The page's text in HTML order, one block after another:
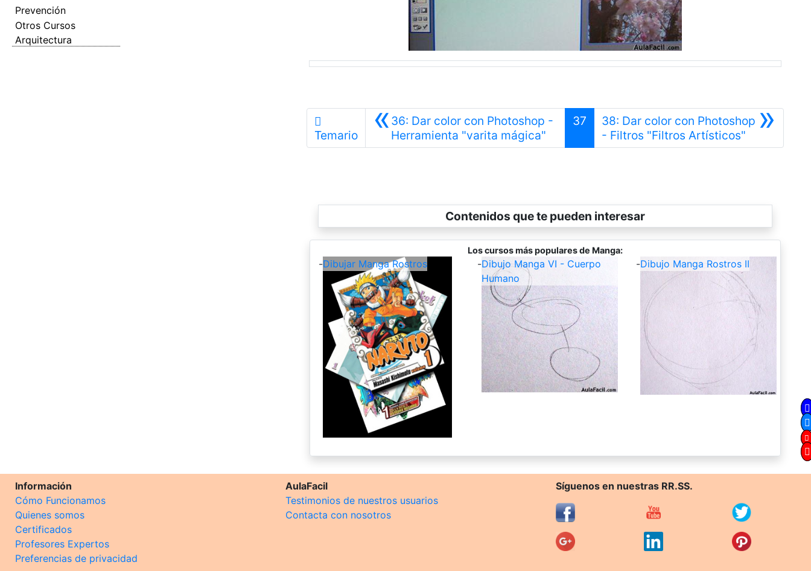
Prevención
Otros Cursos
Arquitectura
Temario «36: Dar color con Photoshop -
Herramienta "varita mágica"Anterior
37 »
38: Dar color con Photoshop
- Filtros "Filtros Artísticos"
Contenidos que te pueden interesar
Los cursos más populares de Manga:
-Dibujar Manga Rostros -Dibujo Manga VI - Cuerpo
Humano
-Dibujo Manga Rostros II
Información
Cómo Funcionamos
Quienes somos
Certificados
Profesores Expertos
Preferencias de privacidad
AulaFacil
Testimonios de nuestros usuarios
Contacta con nosotros
Síguenos en nuestras RR.SS.